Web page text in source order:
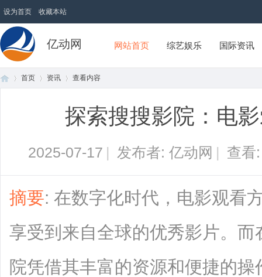
设为首页 收藏本站
亿动网 网站首页 综艺娱乐 国际资讯
首页 资讯 查看内容
探索搜搜影院：电
2025-07-17 | 发布者: 亿动网 | 查
摘要: 在数字化时代，电影观看
享受到来自全球的优秀影片。
院凭借其丰富的资源和便捷的